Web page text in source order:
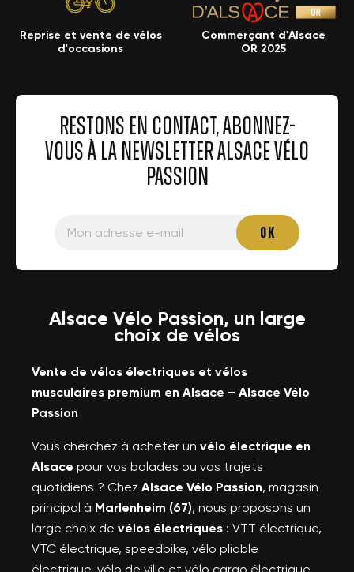
Reprise et vente de vélos
d'occasions
Commerçant d'Alsace
OR 2025
RESTONS EN CONTACT, ABONNEZ-
VOUS À LA NEWSLETTER ALSACE VÉLO
PASSION
Alsace Vélo Passion, un large
choix de vélos
Vente de vélos électriques et vélos
musculaires premium en Alsace – Alsace Vélo
Passion
Vous cherchez à acheter un vélo électrique en
Alsace pour vos balades ou vos trajets
quotidiens ? Chez Alsace Vélo Passion, magasin
principal à Marlenheim (67), nous proposons un
large choix de vélos électriques : VTT électrique,
VTC électrique, speedbike, vélo pliable
électrique, vélo de ville et vélo cargo électrique,